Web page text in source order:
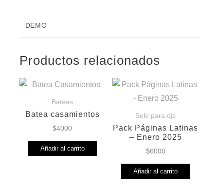
DEMO
Productos relacionados
Bateas
Batea casamientos
$4000
Añadir al carrito
Solo para djs
Pack Páginas Latinas
– Enero 2025
$6000
Añadir al carrito